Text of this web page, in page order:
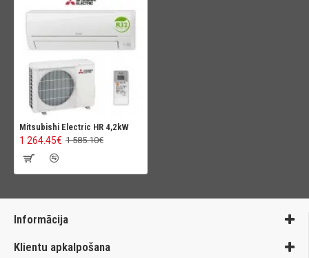
Mitsubishi Electric HR 4,2kW
1 264.45€ 1 585.10€
Informācija
Klientu apkalpošana